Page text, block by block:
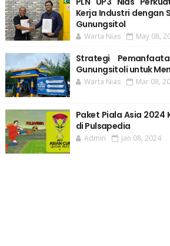
Kerja Industri dengan
Gunungsitol
Warta Nias May 08,
Strategi
Gunungsitoli untuk
Warta Nias Mar 08,
Paket Piala Asia 2024
di Pulsapedia
Admin Jan 08, 2024